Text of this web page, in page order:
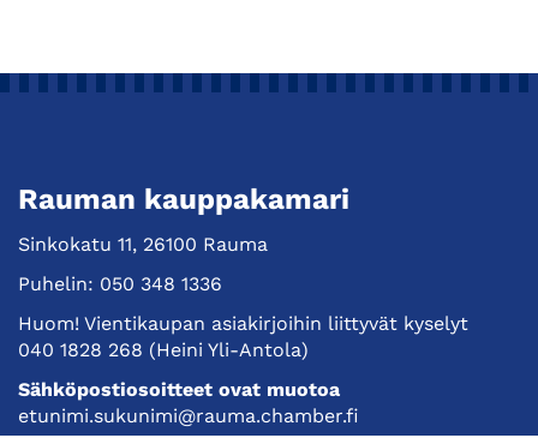
Rauman kauppakamari
Sinkokatu 11, 26100 Rauma
Puhelin: 050 348 1336
Huom! Vientikaupan asiakirjoihin liittyvät kyselyt
040 1828 268 (Heini Yli-Antola)
Sähköpostiosoitteet ovat muotoa
etunimi.sukunimi@rauma.chamber.fi